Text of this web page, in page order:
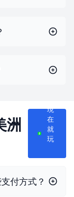
洲
現
在
就
玩
付方式？